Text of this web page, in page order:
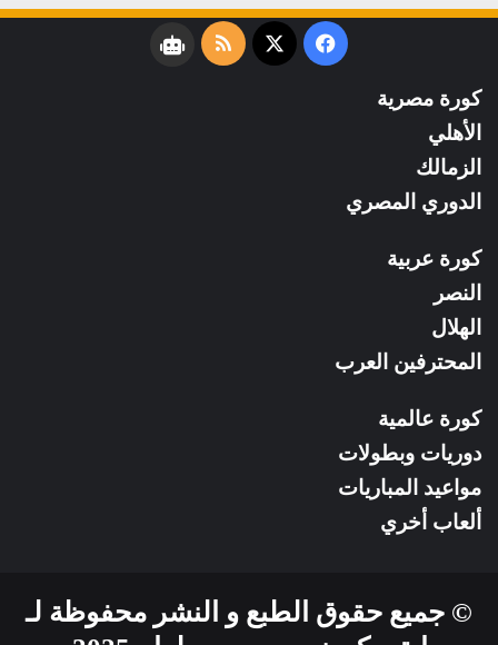
فيسبوك
‫X
ملخصنبض
كورة مصرية
الأهلي
الزمالك
الدوري المصري
كورة عربية
النصر
الهلال
المحترفين العرب
كورة عالمية
دوريات وبطولات
مواعيد المباريات
ألعاب أخري
© جميع حقوق الطبع و النشر محفوظة لـ